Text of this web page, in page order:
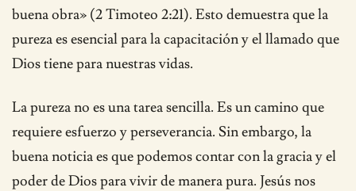
buena obra» (2 Timoteo 2:21). Esto demuestra que la
pureza es esencial para la capacitación y el llamado que
Dios tiene para nuestras vidas.
La pureza no es una tarea sencilla. Es un camino que
requiere esfuerzo y perseverancia. Sin embargo, la
buena noticia es que podemos contar con la gracia y el
poder de Dios para vivir de manera pura. Jesús nos